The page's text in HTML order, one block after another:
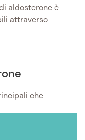
aldosterone è
attraverso
che